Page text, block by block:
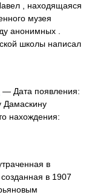
, находящаяся
музея
анонимных .
школы написал
— Дата появления:
Дамаскину
нахождения:
в
в 1907